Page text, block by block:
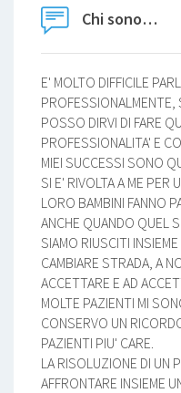
Chi sono…
E' MOLTO DIFFICILE
POSSO DIRVI DI FARE
PROFESSIONALITA' E
MIEI SUCCESSI SONO
SI E' RIVOLTA A ME PER
LORO BAMBINI FANNO
ANCHE QUANDO QUEL
SIAMO RIUSCITI
CAMBIARE STRADA, A
ACCETTARE E AD
MOLTE PAZIENTI MI
CONSERVO UN
PAZIENTI PIU' CARE.
LA RISOLUZIONE DI UN
AFFRONTARE INSIEME